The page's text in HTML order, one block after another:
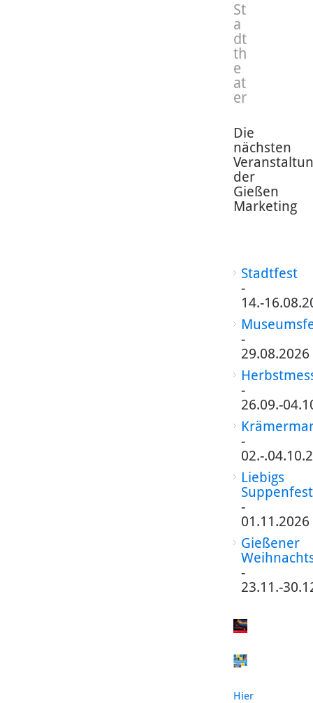
St
a
dt
th
e
at
er
Die
nächsten
der
Gießen
Marketing
Stadtfest
-
14.-
-
29.08.2026
-
26.09.-
-
02.-
Liebigs
Suppenfest
-
01.11.2026
Gießener
-
23.11.-
Hier